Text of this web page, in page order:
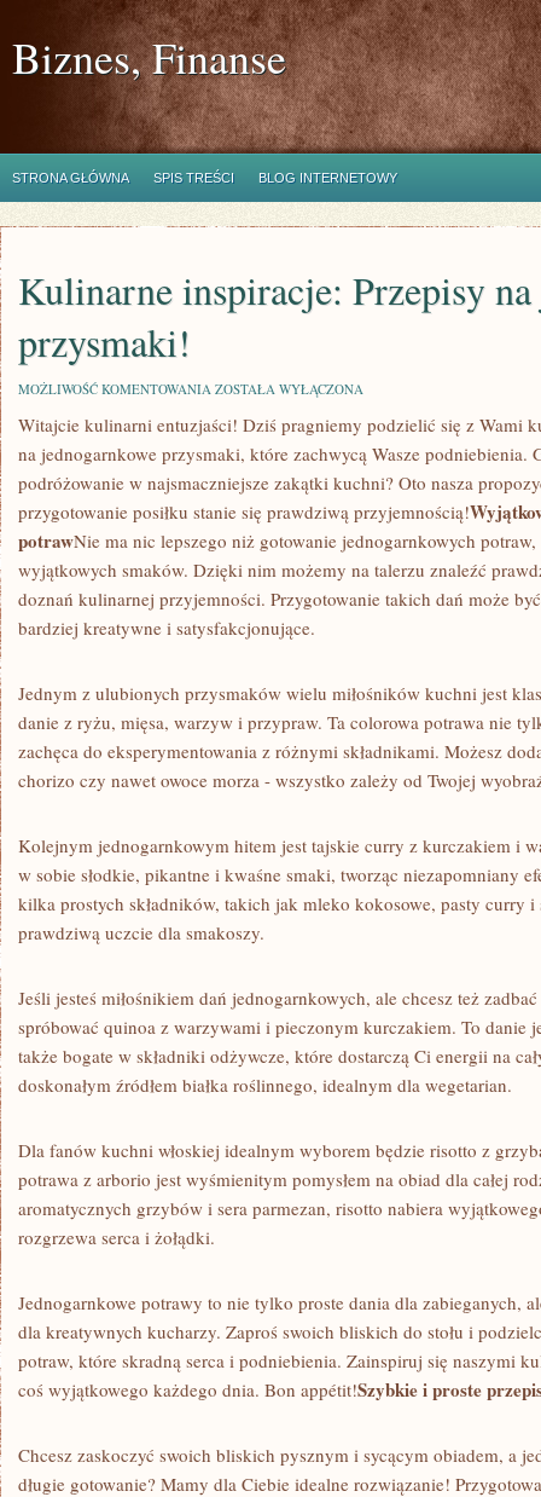
Biznes, Finanse
STRONA GŁÓWNA SPIS TREŚCI BLOG INTERNETOWY
Kulinarne inspiracje: Przepisy
przysmaki!
MOŻLIWOŚĆ KOMENTOWANIA KULINARNE
PRZEPISY
JEDNOGARNKOWE
PRZYSMAKI!
ZOSTAŁA WYŁĄCZONA
Witajcie kulinarni entuzjaści! Dziś pragniemy ‍podzielić się​ z Wami‌
na jednogarnkowe przysmaki, które zachwycą ⁣Wasze​ podniebienia.
podróżowanie⁤ w najsmaczniejsze zakątki kuchni? Oto nasza
przygotowanie posiłku ⁢stanie ⁢się prawdziwą przyjemnością!
potrawNie ma nic lepszego niż gotowanie jednogarnkowych potraw,
‌wyjątkowych smaków.⁢ Dzięki nim⁤ możemy na talerzu znaleźć
⁤doznań kulinarnej przyjemności. Przygotowanie takich dań może
bardziej⁣ kreatywne i satysfakcjonujące.
Jednym z ulubionych przysmaków wielu miłośników​ kuchni jest
danie z ryżu, mięsa, ⁢warzyw i przypraw. ‍Ta colorowa potrawa ‍nie
‍zachęca do ⁣eksperymentowania z różnymi składnikami. Możesz
chorizo czy nawet owoce morza ‌- wszystko zależy ⁤od ‍Twojej
Kolejnym jednogarnkowym hitem jest tajskie curry z kurczakiem i
w sobie słodkie,​ pikantne i kwaśne smaki, tworząc ⁢niezapomniany
kilka ​prostych​ składników, takich jak mleko kokosowe, pasty ‍curry
prawdziwą uczcie dla ⁣smakoszy.
Jeśli ⁢jesteś miłośnikiem ‍dań jednogarnkowych, ale chcesz też​
spróbować quinoa z warzywami i pieczonym kurczakiem.⁢ To danie
także‍ bogate ⁤w składniki odżywcze, które⁤ dostarczą Ci​ energii na
doskonałym źródłem ⁣białka roślinnego,‌ idealnym dla ⁤wegetarian.
Dla fanów kuchni włoskiej idealnym‍ wyborem będzie‌ risotto z
potrawa z ​arborio jest wyśmienitym pomysłem na obiad dla całej
aromatycznych grzybów i ⁣sera parmezan, risotto⁤ nabiera
rozgrzewa serca⁢ i żołądki.
Jednogarnkowe potrawy to nie⁤ tylko proste dania dla zabieganych,
dla ⁣kreatywnych ​kucharzy. ⁣Zaproś swoich bliskich do stołu i‍
potraw, które skradną serca i podniebienia. Zainspiruj ⁢się naszymi‍
coś wyjątkowego każdego dnia. Bon appétit!Szybkie ‍i proste
Chcesz zaskoczyć swoich bliskich pysznym⁤ i⁣ sycącym obiadem, a
długie⁤ gotowanie? Mamy dla Ciebie idealne rozwiązanie!